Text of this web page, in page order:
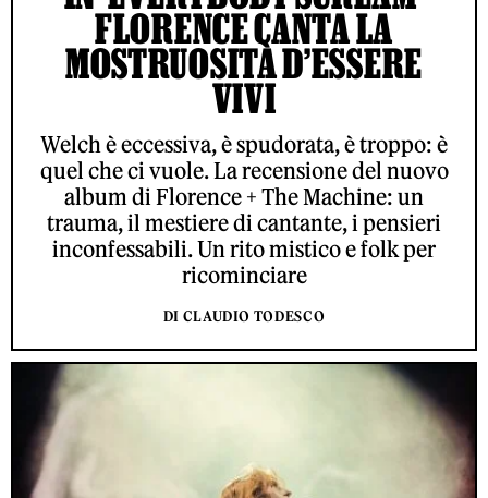
FLORENCE CANTA LA
MOSTRUOSITÀ D’ESSERE
VIVI
Welch è eccessiva, è spudorata, è troppo: è
quel che ci vuole. La recensione del nuovo
album di Florence + The Machine: un
trauma, il mestiere di cantante, i pensieri
inconfessabili. Un rito mistico e folk per
ricominciare
DI CLAUDIO TODESCO